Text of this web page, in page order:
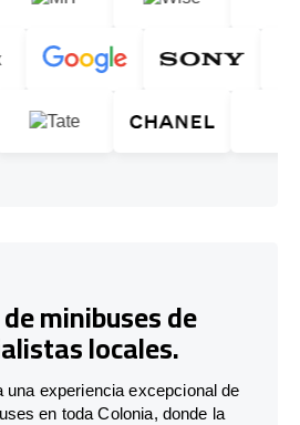
minibuses de
locales.
una experiencia excepcional de
en toda Colonia, donde la